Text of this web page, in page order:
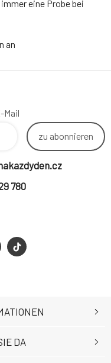
eine Probe bei
an
Mail
zu abonnieren
780
DA